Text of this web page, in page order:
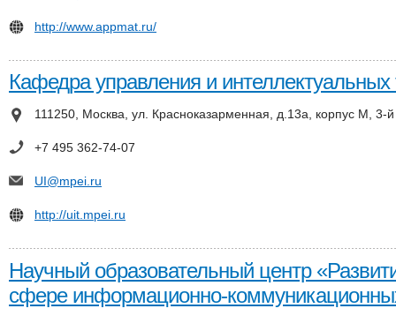
http://www.appmat.ru/
Кафедра управления и
111250, Москва, ул. Красноказарменная, д.13а, корпус М, 3-
+7 495 362-74-07
UI@mpei.ru
http://uit.mpei.ru
Научный образовательный центр
сфере информационно-